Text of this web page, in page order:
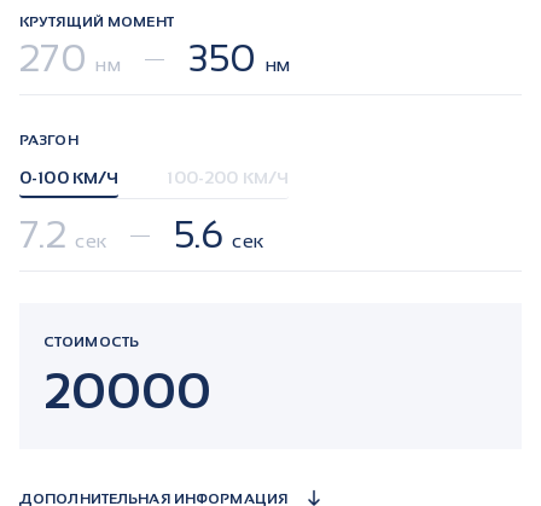
КРУТЯЩИЙ МОМЕНТ
270 нм 350нм
РАЗГОН
0-100 КМ/Ч 100-200 КМ/Ч
7.2 сек 5.6сек
СТОИМОСТЬ
20000
ДОПОЛНИТЕЛЬНАЯ ИНФОРМАЦИЯ